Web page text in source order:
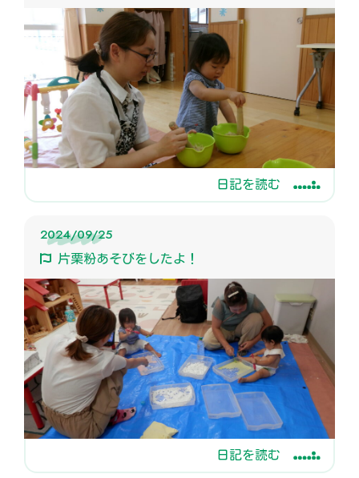
日記を読む
2024/09/25
片栗粉あそびをしたよ！
日記を読む